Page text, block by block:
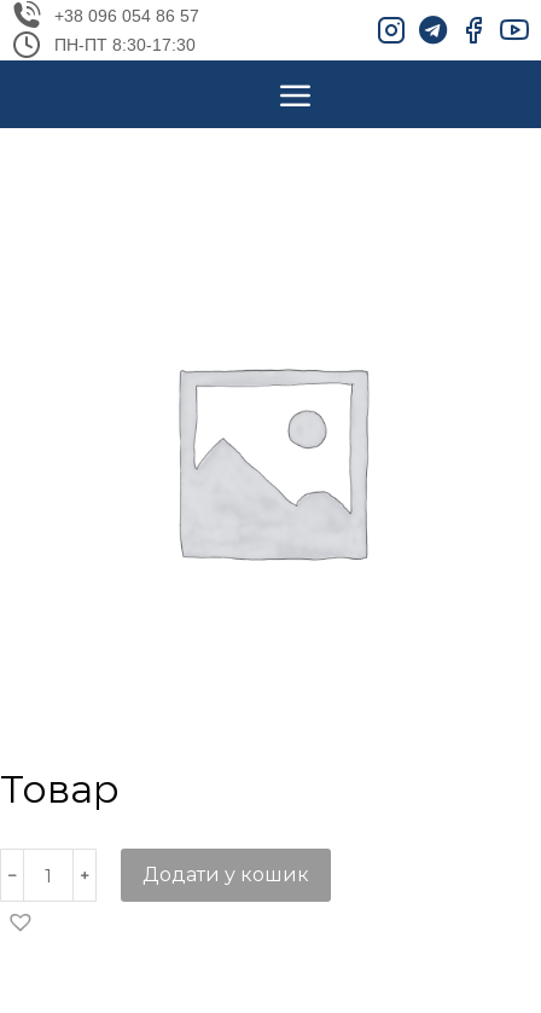
+38 096 054 86 57
ПН-ПТ 8:30-17:30
Товар
Додати у кошик